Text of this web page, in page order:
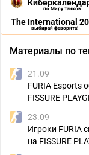
по Миру Танков
The International
выбирай фаворита!
Материалы по
21.09
FURIA Esports
FISSURE
23.09
Игроки FURIA
на FISSURE